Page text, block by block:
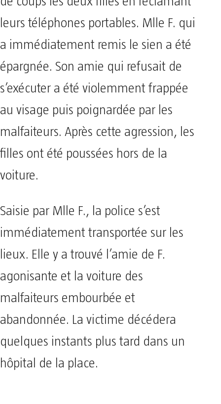
leurs téléphones portables. Mlle F. qui
a immédiatement remis le sien a été
épargnée. Son amie qui refusait de
s’exécuter a été violemment frappée
au visage puis poignardée par les
malfaiteurs. Après cette agression, les
filles ont été poussées hors de la
voiture.
Saisie par Mlle F., la police s’est
immédiatement transportée sur les
lieux. Elle y a trouvé l’amie de F.
agonisante et la voiture des
malfaiteurs embourbée et
abandonnée. La victime décédera
quelques instants plus tard dans un
hôpital de la place.